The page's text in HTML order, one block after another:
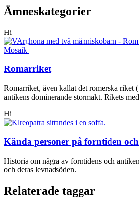
Ämneskategorier
Hi
Romarriket
Romarriket, även kallat det romerska riket
antikens dominerande stormakt. Rikets
Hi
Kända personer på forntiden
Historia om några av forntidens och
och deras levnadsöden.
Relaterade taggar